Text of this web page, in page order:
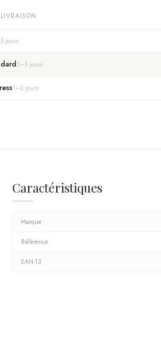
5 jours
3–5 jours
1–2 jours
Caractéristiques
Marque
Référence
EAN-13